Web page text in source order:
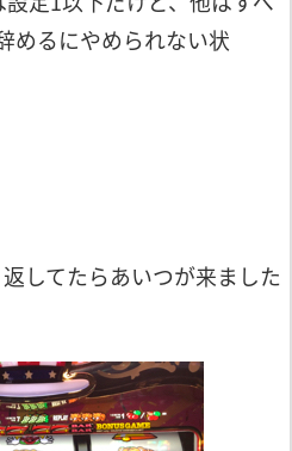
めるにやめられない状
してたらあいつが来ました